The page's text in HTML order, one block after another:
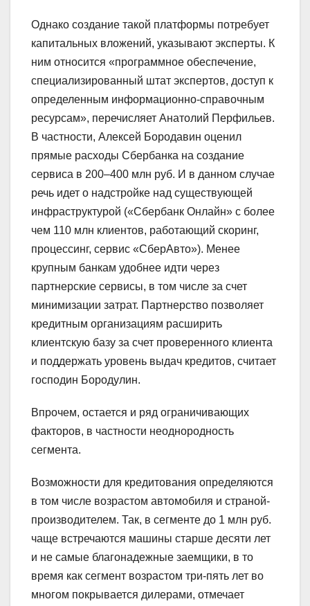
Однако создание такой платформы потребует
капитальных вложений, указывают эксперты. К
ним относится «программное обеспечение,
специализированный штат экспертов, доступ к
определенным информационно-справочным
ресурсам», перечисляет Анатолий Перфильев.
В частности, Алексей Бородавин оценил
прямые расходы Сбербанка на создание
сервиса в 200–400 млн руб. И в данном случае
речь идет о надстройке над существующей
инфраструктурой («Сбербанк Онлайн» с более
чем 110 млн клиентов, работающий скоринг,
процессинг, сервис «СберАвто»). Менее
крупным банкам удобнее идти через
партнерские сервисы, в том числе за счет
минимизации затрат. Партнерство позволяет
кредитным организациям расширить
клиентскую базу за счет проверенного клиента
и поддержать уровень выдач кредитов, считает
господин Бородулин.
Впрочем, остается и ряд ограничивающих
факторов, в частности неоднородность
сегмента.
Возможности для кредитования определяются
в том числе возрастом автомобиля и страной-
производителем. Так, в сегменте до 1 млн руб.
чаще встречаются машины старше десяти лет
и не самые благонадежные заемщики, в то
время как сегмент возрастом три-пять лет во
многом покрывается дилерами, отмечает